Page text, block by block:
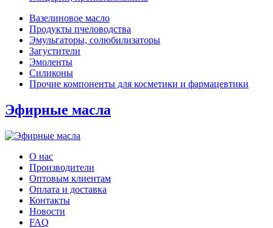
Вазелиновое масло
Продукты пчеловодства
Эмульгаторы, солюбилизаторы
Загустители
Эмоленты
Силиконы
Прочие компоненты для косметики и фармацевтики
Эфирные масла
О нас
Производители
Оптовым клиентам
Оплата и доставка
Контакты
Новости
FAQ